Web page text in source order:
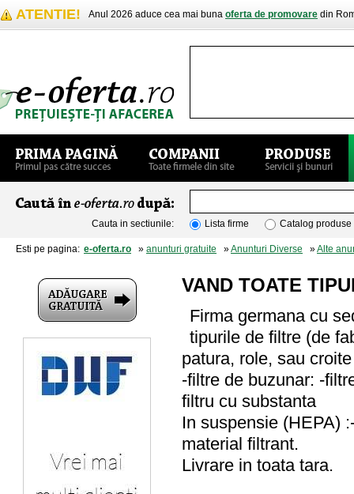
ATENTIE! Anul 2026 aduce cea mai buna oferta de promovare din
Cauta in sectiunile: Lista firme Catalog produse
Esti pe pagina: e-oferta.ro » anunturi gratuite »Anunturi Diverse »Alte
VAND TOATE
Firma germana cu
tipurile de filtre (de
patura, role, sau
-filtre de buzunar: -
filtru cu substanta
In suspensie (HEPA)
material filtrant.
Livrare in toata tara.